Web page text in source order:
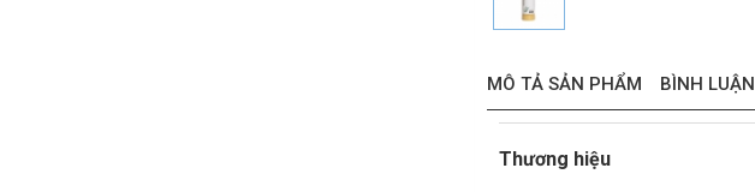
MÔ TẢ SẢN PHẨM BÌNH LUẬN
Thương hiệu